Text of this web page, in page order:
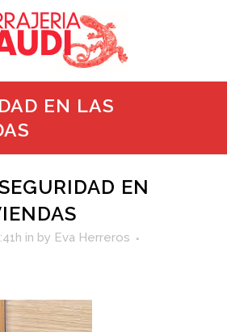
EN LAS
EN
in by Eva Herreros